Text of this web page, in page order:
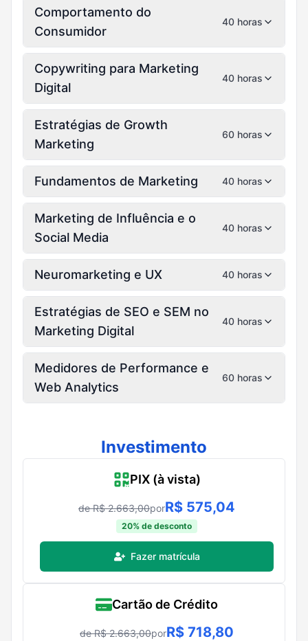
Comportamento do
Consumidor
40 horas
Copywriting para Marketing
Digital
40 horas
Estratégias de Growth
Marketing
60 horas
Fundamentos de Marketing 40 horas
Marketing de Influência e o
Social Media
40 horas
Neuromarketing e UX 40 horas
Estratégias de SEO e SEM no
Marketing Digital
40 horas
Medidores de Performance e
Web Analytics
60 horas
Investimento
PIX (à vista)
de R$2.663,00porR$ 575,04
20% de desconto
Fazer matrícula
Cartão de Crédito
de R$2.663,00porR$ 718,80